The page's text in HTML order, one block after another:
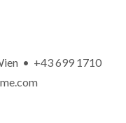
• +43 699 1710